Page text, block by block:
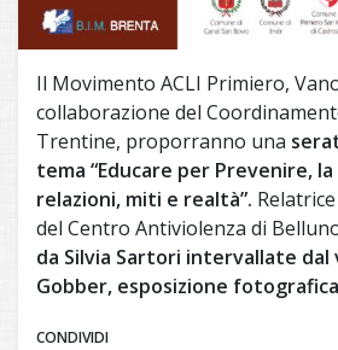
Il Movimento ACLI Primiero,
collaborazione del
Trentine, proporranno una
tema “Educare per Prevenire,
relazioni, miti e realtà”.
del Centro Antiviolenza di
da Silvia Sartori intervallate dal
Gobber, esposizione
CONDIVIDI